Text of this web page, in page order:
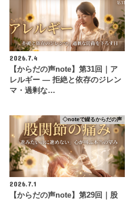
2026.7.4
【からだの声note】第31回｜ア
レルギー ― 拒絶と依存のジレン
マ・過剰な…
◇noteで綴るからだの声
2026.7.1
【からだの声note】第29回｜股